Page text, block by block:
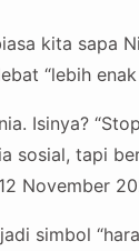
kita sapa
“lebih
Isinya?
sosial, tapi
November
simbol